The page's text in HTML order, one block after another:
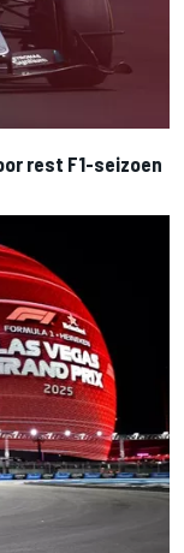
rest F1-seizoen